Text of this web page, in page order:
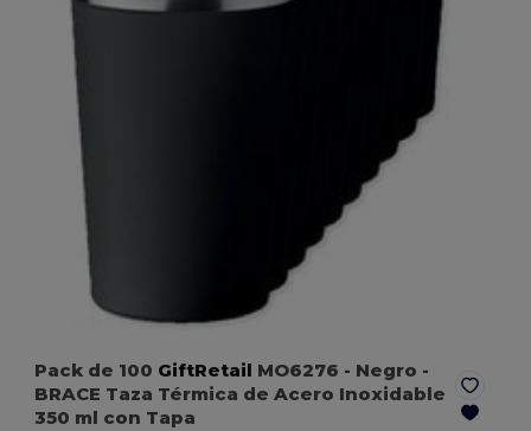
Pack de 100 GiftRetail MO6276 - Negro -
BRACE Taza Térmica de Acero Inoxidable
350 ml con Tapa